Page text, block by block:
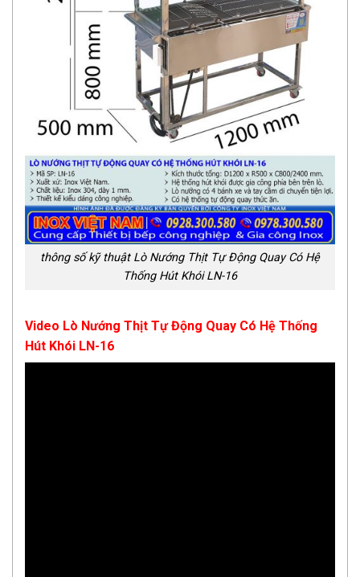
thông số kỹ thuật Lò Nướng Thịt Tự Động Quay Có Hệ
Thống Hút Khói LN-16
Video Lò Nướng Thịt Tự Động Quay Có Hệ Thống
Hút Khói LN-16